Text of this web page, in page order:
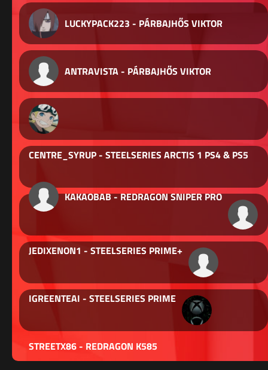
LUCKYPACK223 - PÁRBAJHŐS VIKTOR
ANTRAVISTA - PÁRBAJHŐS VIKTOR
CENTRE_SYRUP - STEELSERIES ARCTIS 1 PS4 & PS5
KAKAOBAB - REDRAGON SNIPER PRO
JEDIXENON1 - STEELSERIES PRIME+
IGREENTEAI - STEELSERIES PRIME
STREETX86 - REDRAGON K585